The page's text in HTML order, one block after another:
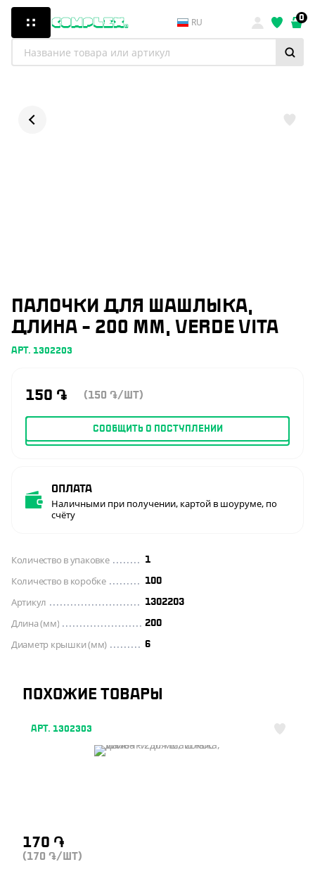
RU 0
ПАЛОЧКИ ДЛЯ ШАШЛЫКА,
ДЛИНА - 200 ММ, VERDE VITA
АРТ. 1302203
150 ֏ (150 ֏/ШТ)
СООБЩИТЬ О ПОСТУПЛЕНИИ
Оплата
Наличными при получении, картой в шоуруме, по
счёту
Количество в упаковке 1
Количество в коробке 100
Артикул 1302203
Длина (мм) 200
Диаметр крышки (мм) 6
ПОХОЖИЕ ТОВАРЫ
АРТ. 1302303
170 ֏
(170 ֏/ШТ)